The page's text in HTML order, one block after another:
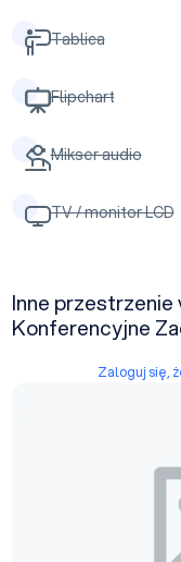
Tablica
Flipchart
Mikser audio
TV / monitor LCD
Inne
Konferencyjne
Zaloguj się,